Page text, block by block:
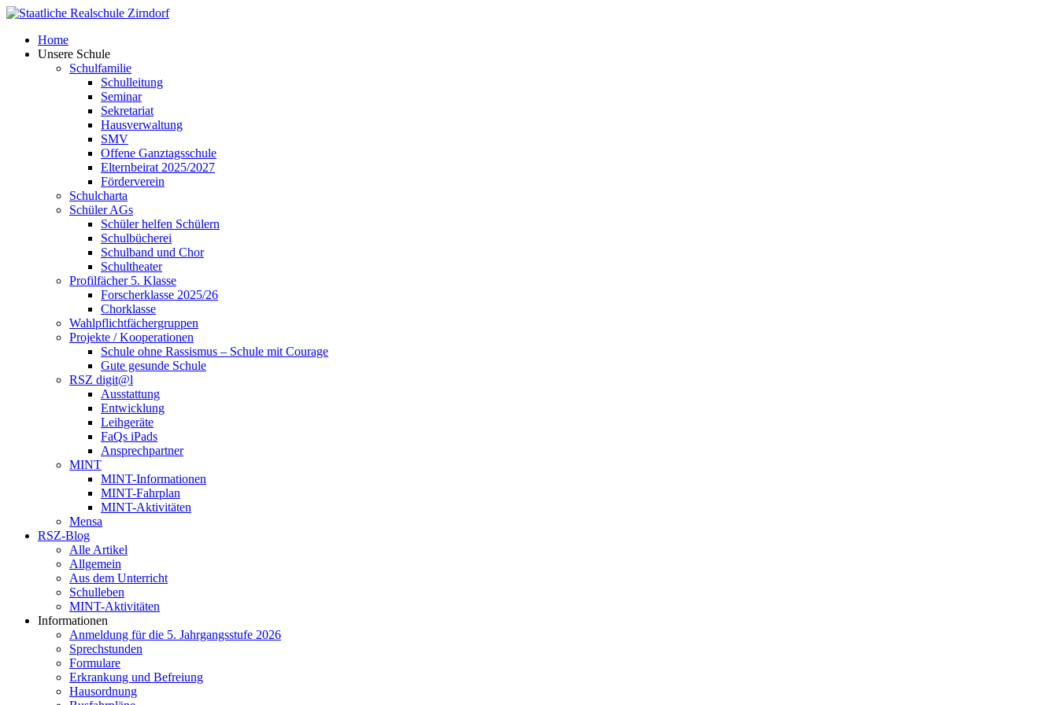
Skip
contentHome
Unsere Schule
Schulfamilie
Schulleitung
Seminar
Sekretariat
Hausverwaltung
SMV
Offene Ganztagsschule
Elternbeirat 2025/2027
Förderverein
Schulcharta
Schüler AGs
Schüler helfen Schülern
Schulbücherei
Schulband und Chor
Schultheater
Profilfächer 5. Klasse
Forscherklasse 2025/26
Chorklasse
Wahlpflichtfächergruppen
Projekte / Kooperationen
Schule ohne Rassismus – Schule mit Courage
Gute gesunde Schule
RSZ digit@l
Ausstattung
Entwicklung
Leihgeräte
FaQs iPads
Ansprechpartner
MINT
MINT-Informationen
MINT-Fahrplan
MINT-Aktivitäten
Mensa
RSZ-Blog
Alle Artikel
Allgemein
Aus dem Unterricht
Schulleben
MINT-Aktivitäten
Informationen
Anmeldung für die 5. Jahrgangsstufe 2026
Sprechstunden
Formulare
Erkrankung und Befreiung
Hausordnung